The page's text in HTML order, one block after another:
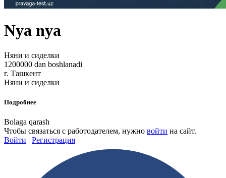
Nya nya
Няни и сиделки
1200000 dan boshlanadi
г. Ташкент
Няни и сиделки
Подробнее
Bolaga qarash
Чтобы связаться с работодателем, нужно войти на сайт.
Войти | Регистрация